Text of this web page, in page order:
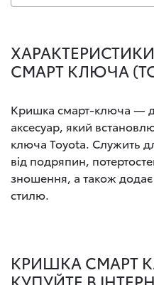
СМАРТ КЛЮЧА
Кришка смарт-ключа —
аксесуар, який
ключа Toyota. Служить
від подряпин,
зношення, а також додає
стилю.
КРИШКА СМАРТ